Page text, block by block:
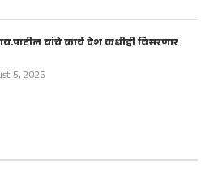
यांचे कार्य देश कधीही विसरणार
5, 2026